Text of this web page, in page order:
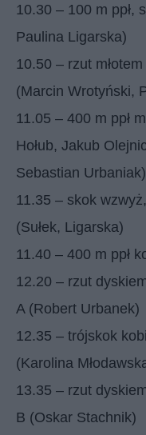
10.30 – 100 m ppł,
Paulina Ligarska)
10.50 – rzut
(Marcin Wrotyński,
11.05 – 400 m ppł
Hołub, Jakub
Sebastian Urbaniak)
11.35 – skok
(Sułek, Ligarska)
11.40 – 400 m ppł
12.20 – rzut
A (Robert Urbanek)
12.35 – trójskok
(Karolina
13.35 – rzut
B (Oskar Stachnik)